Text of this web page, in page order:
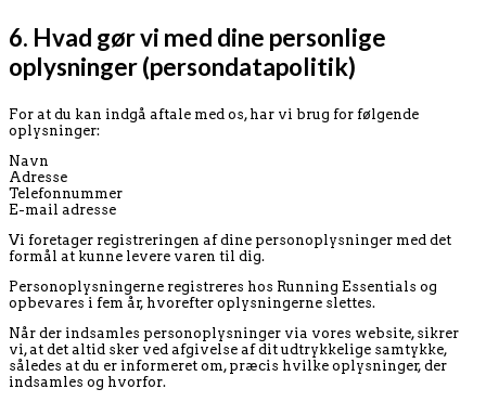
6. Hvad gør vi med dine personlige
oplysninger (persondatapolitik)
For at du kan indgå aftale med os, har vi brug for følgende
oplysninger:
Navn
Adresse
Telefonnummer
E-mail adresse
Vi foretager registreringen af dine personoplysninger med det
formål at kunne levere varen til dig.
Personoplysningerne registreres hos Running Essentials og
opbevares i fem år, hvorefter oplysningerne slettes.
Når der indsamles personoplysninger via vores website, sikrer
vi, at det altid sker ved afgivelse af dit udtrykkelige samtykke,
således at du er informeret om, præcis hvilke oplysninger, der
indsamles og hvorfor.